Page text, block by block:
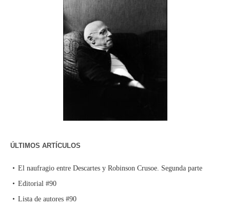
ÚLTIMOS ARTÍCULOS
El naufragio entre Descartes y Robinson Crusoe. Segunda parte
Editorial #90
Lista de autores #90